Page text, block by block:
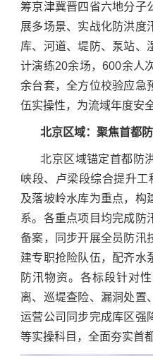
筹京津冀晋四省六地分子
展多场景、实战化防洪度
库、河道、堤防、泵站、
计演练20余场，600余人
余台套，全方位校验应急
伍实操性，为流域年度安
北京区域：聚焦首都
北京区域锚定首都防
峡段、卢梁段综合提升工
及落坡岭水库为重点，构
系。各重点项目均完成防
备案，同步开展全员防汛
建专职抢险队伍，配齐水
防汛物资。各标段针对
离、巡堤查险、漏洞处置
运营公司同步完成库区强
等实操科目，全面夯实首